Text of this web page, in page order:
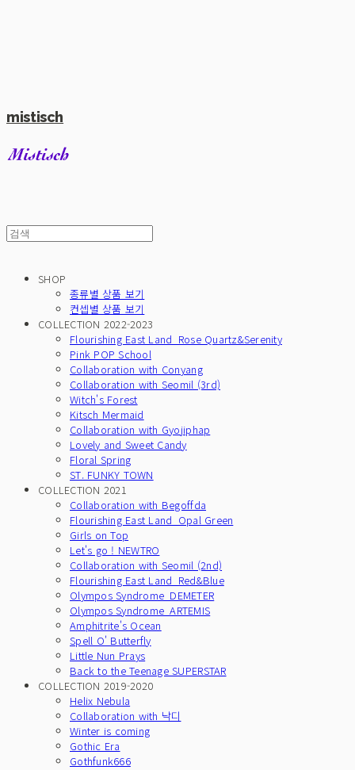
mistisch
SHOP
종류별 상품 보기
컨셉별 상품 보기
COLLECTION 2022-2023
Flourishing East Land_Rose Quartz&Serenity
Pink POP School
Collaboration with Conyang
Collaboration with Seomil (3rd)
Witch's Forest
Kitsch Mermaid
Collaboration with Gyojiphap
Lovely and Sweet Candy
Floral Spring
ST. FUNKY TOWN
COLLECTION 2021
Collaboration with Begoffda
Flourishing East Land_Opal Green
Girls on Top
Let's go ! NEWTRO
Collaboration with Seomil (2nd)
Flourishing East Land_Red&Blue
Olympos Syndrome_DEMETER
Olympos Syndrome_ARTEMIS
Amphitrite's Ocean
Spell O' Butterfly
Little Nun Prays
Back to the Teenage SUPERSTAR
COLLECTION 2019-2020
Helix Nebula
Collaboration with 낙디
Winter is coming
Gothic Era
Gothfunk666